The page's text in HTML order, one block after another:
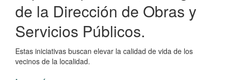
de la Dirección de Obras y
Servicios Públicos.
Estas iniciativas buscan elevar la calidad de vida de los
vecinos de la localidad.